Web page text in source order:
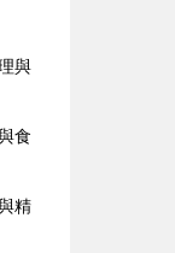
與
食
精